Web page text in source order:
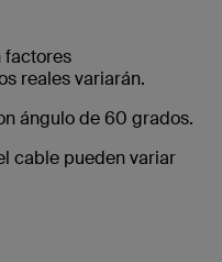
factores
reales variarán.
ángulo de 60 grados.
cable pueden variar